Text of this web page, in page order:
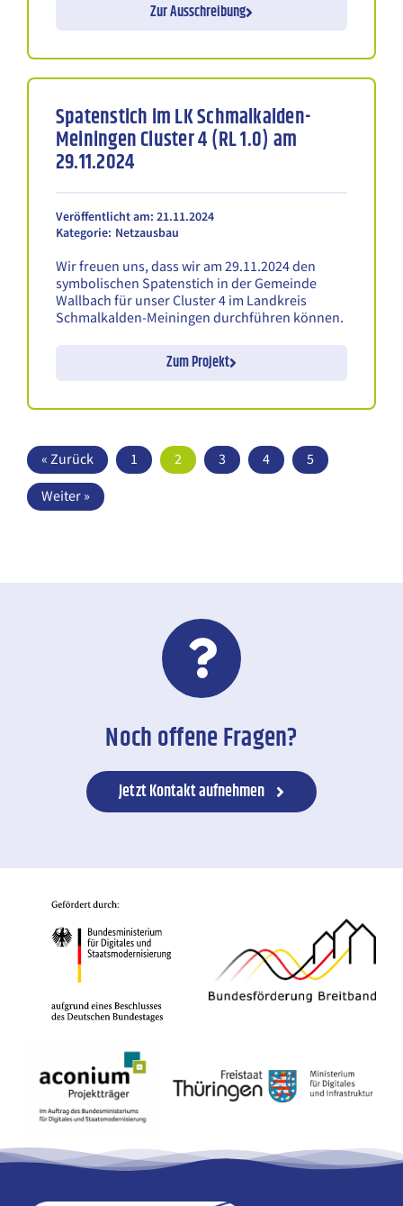
Zur Ausschreibung
Spatenstich im LK Schmalkalden-
Meiningen Cluster 4 (RL 1.0) am
29.11.2024
Veröffentlicht am: 21.11.2024
Kategorie: Netzausbau
Wir freuen uns, dass wir am 29.11.2024 den
symbolischen Spatenstich in der Gemeinde
Wallbach für unser Cluster 4 im Landkreis
Schmalkalden-Meiningen durchführen können.
Zum Projekt
« Zurück 1 2 3 4
5
Weiter »
Noch offene Fragen?
Jetzt Kontakt aufnehmen